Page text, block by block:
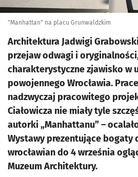
"Manhattan" na placu Grunwaldzkim
Architektura Jadwigi
przejaw odwagi i
charakterystyczne zjawisko w
powojennego Wrocławia.
nadzwyczaj pracowitego
Ciałowicza nie miały tyle
autorki „Manhattanu” –
Wystawy prezentujące bogaty
wrocławian do 4 września
Muzeum Architektury.